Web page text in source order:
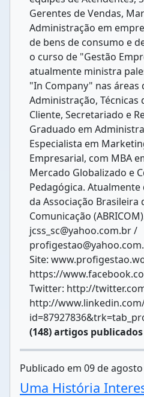
Gerentes de Vendas,
Administração em
de bens de consumo e
o curso de "Gestão
atualmente ministra
"In Company" nas áreas
Administração, Técnicas
Cliente, Secretariado e
Graduado em
Especialista em
Empresarial, com MBA
Mercado Globalizado e
Pedagógica.
da Associação Brasileira
Comunicação
jcss_sc@yahoo.com.br /
Site:
https://
Twitter: http://
http://
(148) artigos publicados
Publicado em 09 de
Uma História